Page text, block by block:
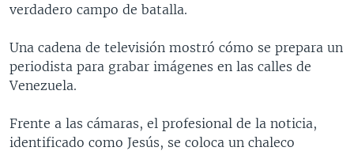
ENTRETENIMIENTO
verdadero campo de batalla.
Una cadena de televisión mostró cómo se prepara un
periodista para grabar imágenes en las calles de
Venezuela.
Frente a las cámaras, el profesional de la noticia,
identificado como Jesús, se coloca un chaleco